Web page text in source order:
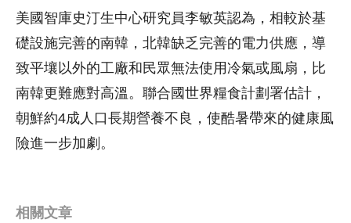
美國智庫史汀生中心研究員李敏英認為，相較於基
礎設施完善的南韓，北韓缺乏完善的電力供應，導
致平壤以外的工廠和民眾無法使用冷氣或風扇，比
南韓更難應對高溫。聯合國世界糧食計劃署估計，
朝鮮約4成人口長期營養不良，使酷暑帶來的健康風
險進一步加劇。
相關文章